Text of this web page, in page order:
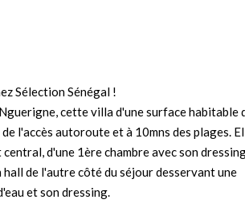
Sélection Sénégal !
cette villa d'une surface habitable
l'accès autoroute et à 10mns des plages.
d'une 1ère chambre avec son
de l'autre côté du séjour desservant une
et son dressing.